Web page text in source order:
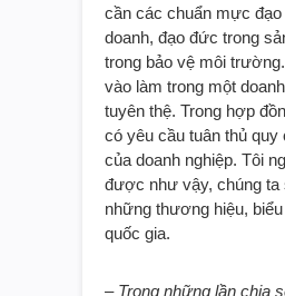
cần các chuẩn mực
doanh, đạo đức trong
trong bảo vệ môi
vào làm trong một
tuyên thệ. Trong hợp
có yêu cầu tuân thủ quy
của doanh nghiệp. Tôi
được như vậy, chúng
những thương hiệu,
quốc gia.
– Trong những lần chia